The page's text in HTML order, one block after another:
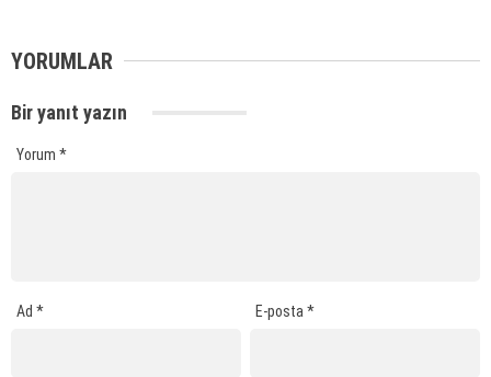
YORUMLAR
Bir yanıt yazın
Yorum *
Ad * E-posta*